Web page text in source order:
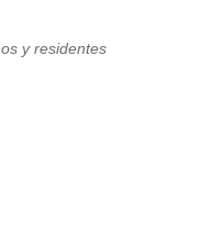
y residentes